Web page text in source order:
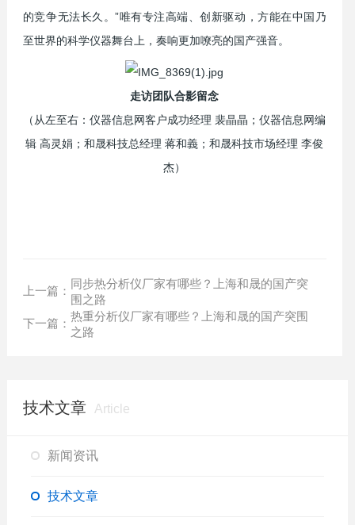
的竞争无法长久。”唯有专注高端、创新驱动，方能在中国乃
至世界的科学仪器舞台上，奏响更加嘹亮的国产强音。
走访团队合影留念
（从左至右：仪器信息网客户成功经理 裴晶晶；仪器信息网编
辑 高灵娟；和晟科技总经理 蒋和義；和晟科技市场经理 李俊
杰）
上一篇：
同步热分析仪厂家有哪些？上海和晟的国产突
围之路
下一篇：
热重分析仪厂家有哪些？上海和晟的国产突围
之路
技术文章 Article
新闻资讯
技术文章